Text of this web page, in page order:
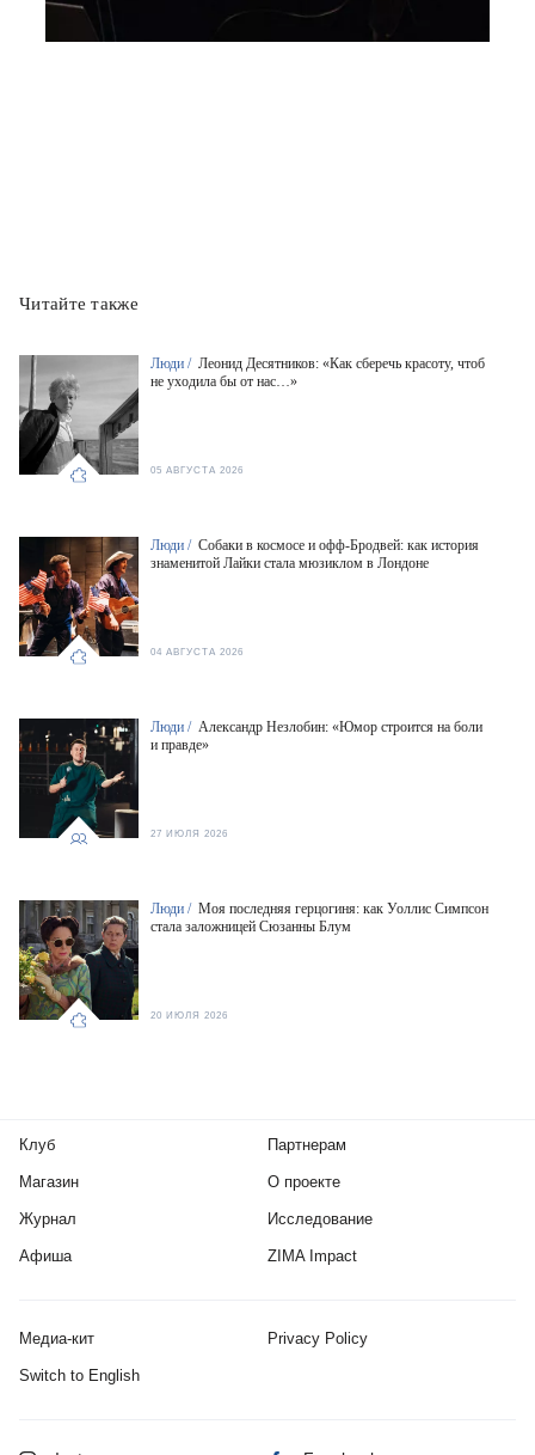
Читайте также
Люди / Леонид Десятников: «Как сберечь красоту, чтоб
не уходила бы от нас…»
05 АВГУСТА 2026
Люди / Собаки в космосе и офф-Бродвей: как история
знаменитой Лайки стала мюзиклом в Лондоне
04 АВГУСТА 2026
Люди / Александр Незлобин: «Юмор строится на боли
и правде»
27 ИЮЛЯ 2026
Люди / Моя последняя герцогиня: как Уоллис Симпсон
стала заложницей Сюзанны Блум
20 ИЮЛЯ 2026
Клуб
Магазин
Журнал
Афиша
Партнерам
О проекте
Исследование
ZIMA Impact
Медиа-кит Privacy Policy
Switch to English